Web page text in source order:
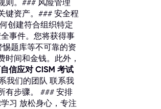
则。### 风险管理
键资产。### 安全程
创建符合组织特定
事件。您将获得事
惕题库等不可靠的资
间和金钱。此外，
信应对 CISM 考试
我们的团队 联系我
有步骤。 ### 安排
习 放松身心，专注